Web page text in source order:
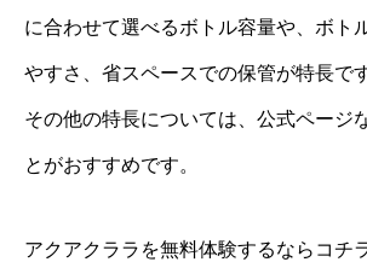
に合わせて選べるボトル容量や、ボト
やすさ、省スペースでの保管が特長で
その他の特長については、公式ページ
とがおすすめです。
アクアクララを無料体験するならコチ